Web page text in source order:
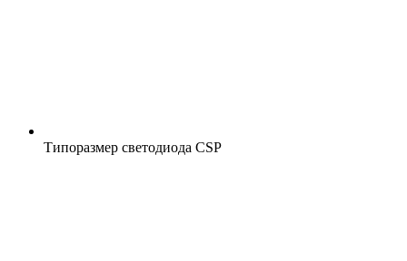
Типоразмер светодиода CSP